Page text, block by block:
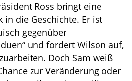
Ross bringt eine
in die Geschichte. Er ist
gegenüber
und fordert Wilson auf,
Doch Sam weiß
zur Veränderung oder